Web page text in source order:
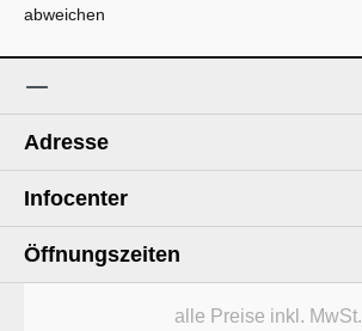
abweichen
Adresse
Infocenter
Öffnungszeiten
alle Preise inkl. MwSt.